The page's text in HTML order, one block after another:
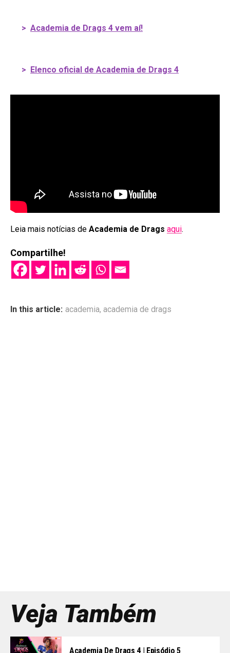
> Academia de Drags 4 vem aí!
> Elenco oficial de Academia de Drags 4
Leia mais notícias de Academia de Drags aqui.
Compartilhe!
In this article: academia, academia de drags
Veja Também
Academia De Drags 4 | Episódio 5